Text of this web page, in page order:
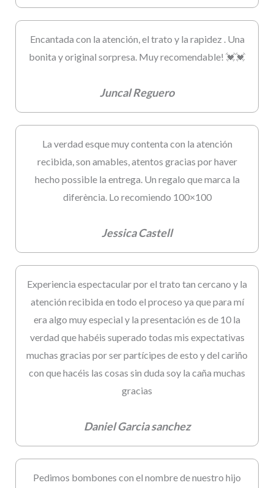
Encantada con la atención, el trato y la rapidez . Una
bonita y original sorpresa. Muy recomendable! 💓💓
Juncal Reguero
La verdad esque muy contenta con la atención
recibida, son amables, atentos gracias por haver
hecho possible la entrega. Un regalo que marca la
diferència. Lo recomiendo 100×100
Jessica Castell
Experiencia espectacular por el trato tan cercano y la
atención recibida en todo el proceso ya que para mí
era algo muy especial y la presentación es de 10 la
verdad que habéis superado todas mis expectativas
muchas gracias por ser partícipes de esto y del cariño
con que hacéis las cosas sin duda soy la caña muchas
gracias
Daniel Garcia sanchez
Pedimos bombones con el nombre de nuestro hijo